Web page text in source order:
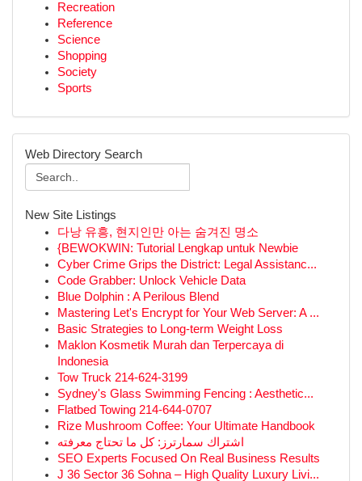
Recreation
Reference
Science
Shopping
Society
Sports
Web Directory Search
New Site Listings
다낭 유흥, 현지인만 아는 숨겨진 명소
{BEWOKWIN: Tutorial Lengkap untuk Newbie
Cyber Crime Grips the District: Legal Assistanc...
Code Grabber: Unlock Vehicle Data
Blue Dolphin : A Perilous Blend
Mastering Let's Encrypt for Your Web Server: A ...
Basic Strategies to Long-term Weight Loss
Maklon Kosmetik Murah dan Terpercaya di
Indonesia
Tow Truck 214-624-3199
Sydney's Glass Swimming Fencing : Aesthetic...
Flatbed Towing 214-644-0707
Rize Mushroom Coffee: Your Ultimate Handbook
اشتراك سمارترز: كل ما تحتاج معرفته
SEO Experts Focused On Real Business Results
J 36 Sector 36 Sohna – High Quality Luxury Livi...